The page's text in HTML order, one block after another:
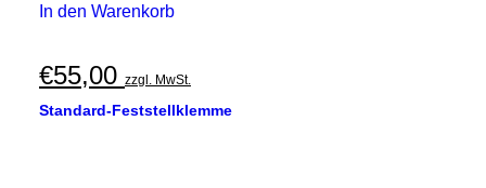
In den Warenkorb
€55,00 zzgl. MwSt.
Standard-Feststellklemme